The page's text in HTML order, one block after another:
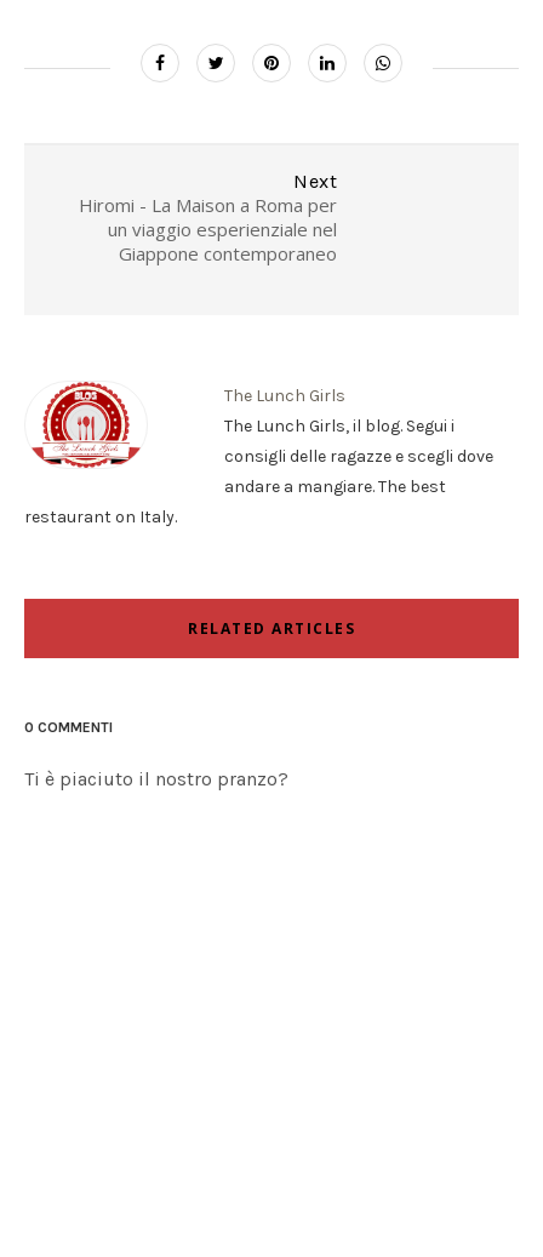
Next
Hiromi - La Maison a Roma per
un viaggio esperienziale nel
Giappone contemporaneo
The Lunch Girls
The Lunch Girls, il blog. Segui i
consigli delle ragazze e scegli dove
andare a mangiare. The best
restaurant on Italy.
RELATED ARTICLES
0 COMMENTI
Ti è piaciuto il nostro pranzo?